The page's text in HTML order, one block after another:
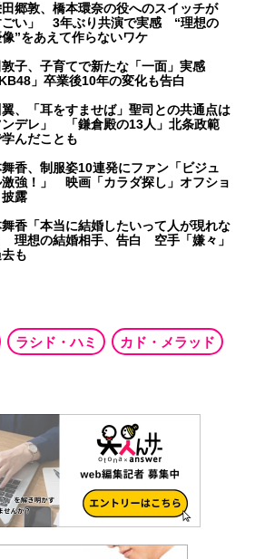
田郷敦、橋本環奈の役へのスイッチが
ごい」 3年ぶり共演で実感 “理想の
”をあえて作らないワケ
敦子、子育てで新たな「一面」実感
」卒業後10年の変化も告白
、「耳をすませば」聖司との共通点は
ンデレ」 「鎌倉殿の13人」北条政範
んだことも
香、制服姿10連発にファン「ビジュ
激強！」 映画「カラダ探し」オフショ
披露
舞香「本当に結婚したいって人が現れな
理想の結婚相手、告白 空手「嫌々」
も
ラシド・ハミ カド・メラッド